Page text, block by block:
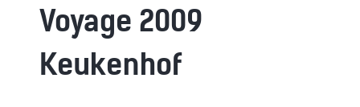
Voyage 2009
Keukenhof